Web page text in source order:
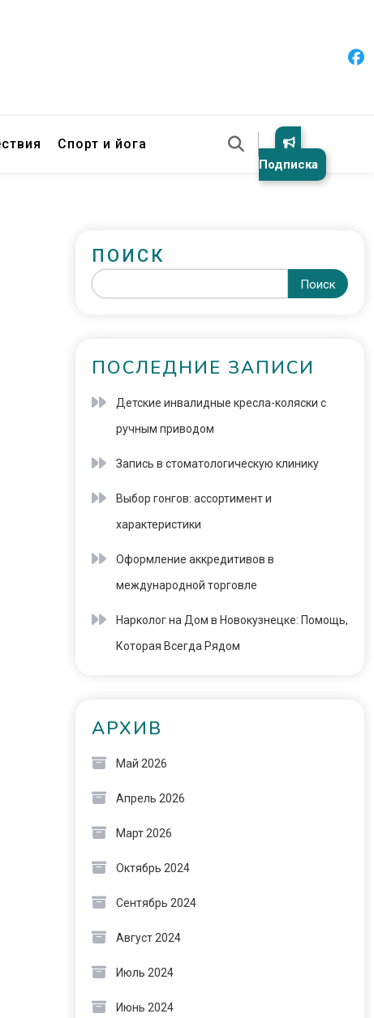
Спорт и йога
Подписка
ПОИСК
Поиск
ПОСЛЕДНИЕ ЗАПИСИ
Детские инвалидные кресла-коляски с
ручным приводом
Запись в стоматологическую клинику
Выбор гонгов: ассортимент и
характеристики
Оформление аккредитивов в
международной торговле
Нарколог на Дом в Новокузнецке: Помощь,
Которая Всегда Рядом
АРХИВ
Май 2026
Апрель 2026
Март 2026
Октябрь 2024
Сентябрь 2024
Август 2024
Июль 2024
Июнь 2024